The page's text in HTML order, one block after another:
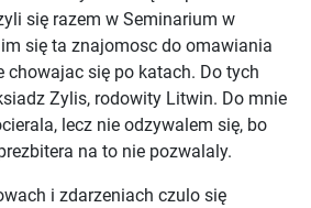
się razem w Seminarium w
się ta znajomosc do omawiania
chowajac się po katach. Do tych
Zylis, rodowity Litwin. Do mnie
lecz nie odzywalem się, bo
na to nie pozwalaly.
i zdarzeniach czulo się